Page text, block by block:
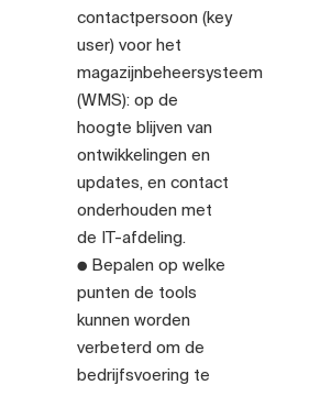
contactpersoon (key
user) voor het
magazijnbeheersysteem
(WMS): op de
hoogte blijven van
ontwikkelingen en
updates, en contact
onderhouden met
de IT-afdeling.
● Bepalen op welke
punten de tools
kunnen worden
verbeterd om de
bedrijfsvoering te